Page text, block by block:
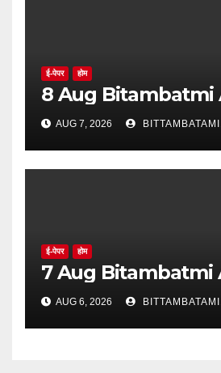
ई-पेपर होम
8 Aug
AUG 7, 2026
ई-पेपर होम
7 Aug
AUG 6, 2026